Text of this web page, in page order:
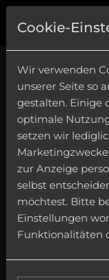
Cookie-
Wir verwenden
unserer Seite so
gestalten. Einige
optimale
setzen wir
zur Anzeige
selbst
möchtest. Bitte
Einstellungen
Funktionalitäten